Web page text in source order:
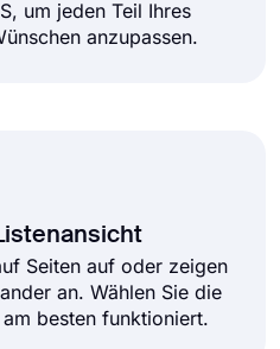
um jeden Teil Ihres
anzupassen.
Seiten auf oder zeigen
an. Wählen Sie die
besten funktioniert.